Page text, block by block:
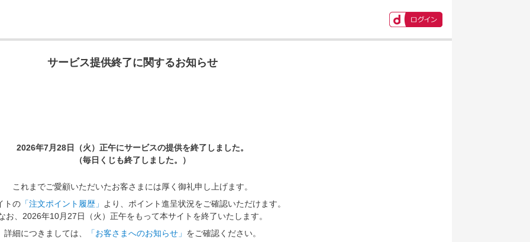
サービス提供終了に関するお知らせ
2026年7月28日（火）正午にサービスの提供を終了しました。
（毎日くじも終了しました。）
これまでご愛顧いただいたお客さまには厚く御礼申し上げます。
トの 「注文ポイント履歴」
より、ポイント進呈状況をご確認いただけます。
お、2026年10月27日（火）正午をもって本サイトを終了いたします。
詳細につきましては、
「お客さまへのお知らせ」 をご確認ください。